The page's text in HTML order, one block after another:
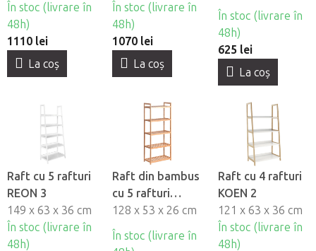
În stoc (livrare în
48h)
1110 lei
La coş
În stoc (livrare în
48h)
1070 lei
La coş
Cabinet II
În stoc (livrare în
48h)
625 lei
La coş
Raft cu 5 rafturi
REON 3
149 x 63 x 36 cm
În stoc (livrare în
48h)
Raft din bambus
cu 5 rafturi
FIORE 3
128 x 53 x 26 cm
În stoc (livrare în
Raft cu 4 rafturi
KOEN 2
121 x 63 x 36 cm
În stoc (livrare în
48h)